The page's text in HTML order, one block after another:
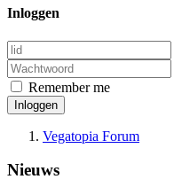
Inloggen
Remember me
Inloggen
Vegatopia Forum
Nieuws